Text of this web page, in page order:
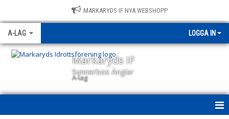
MARKARYDS IF NYA WEBSHOPP
A-LAG LOGGA IN
Markaryds IF
Sunnerbos Änglar
A-lag